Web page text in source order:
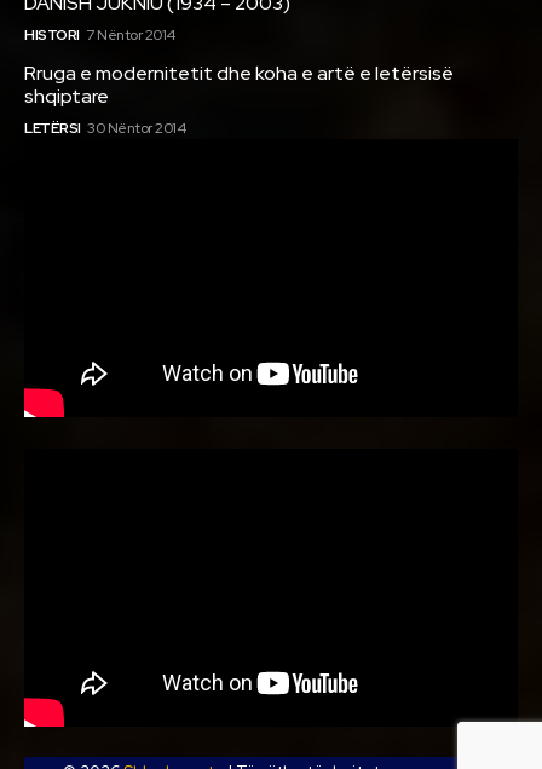
HISTORI 7 Nëntor 2014
Rruga e modernitetit dhe koha e artë e letërsisë
shqiptare
LETËRSI 30 Nëntor 2014